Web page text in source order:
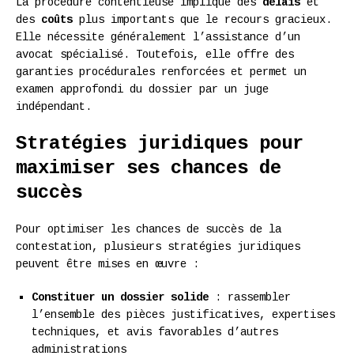
des coûts plus importants que le recours gracieux.
Elle nécessite généralement l’assistance d’un
avocat spécialisé. Toutefois, elle offre des
garanties procédurales renforcées et permet un
examen approfondi du dossier par un juge
indépendant.
Stratégies juridiques pour
maximiser ses chances de
succès
Pour optimiser les chances de succès de la
contestation, plusieurs stratégies juridiques
peuvent être mises en œuvre :
Constituer un dossier solide : rassembler
l’ensemble des pièces justificatives, expertises
techniques, et avis favorables d’autres
administrations